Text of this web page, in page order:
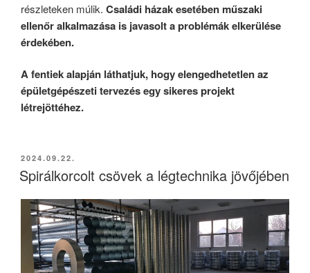
részleteken múlik. Családi házak esetében műszaki
ellenőr alkalmazása is javasolt a problémák elkerülése
érdekében.
A fentiek alapján láthatjuk, hogy elengedhetetlen az
épületgépészeti tervezés egy sikeres projekt
létrejöttéhez.
BEKÜLDVE:
2024.09.22.
Spirálkorcolt csövek a légtechnika jövőjében